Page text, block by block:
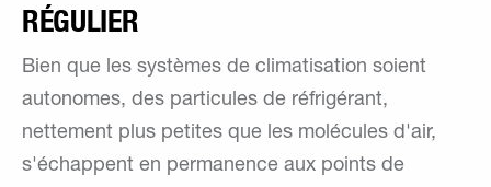
RÉGULIER
Bien que les systèmes de climatisation soient
autonomes, des particules de réfrigérant,
nettement plus petites que les molécules d'air,
s'échappent en permanence aux points de